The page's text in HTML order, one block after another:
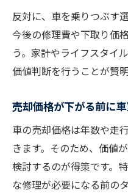
反対に、車を乗りつぶす
今後の修理費や下取り価
う。家計やライフスタイ
価値判断を行うことが賢明
売却価格が下がる前に
車の売却価格は年数や走
きます。そのため、価値
検討するのが得策です。
な修理が必要になる前の